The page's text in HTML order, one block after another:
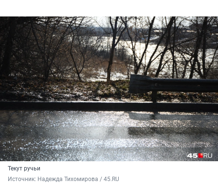
Текут ручьи
Источник: Надежда Тихомирова / 45.RU